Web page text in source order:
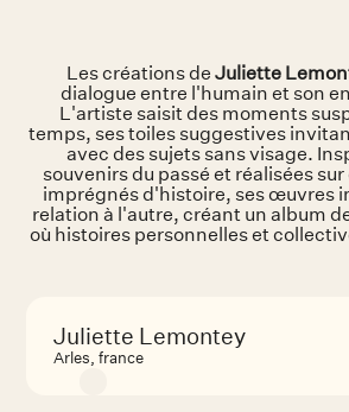
Les créations deJuliette
dialogue entre l'humain et son
L'artiste saisit des moments
temps, ses toiles suggestives
avec des sujets sans visage.
souvenirs du passé et réalisées
imprégnés d'histoire, ses œuvres
relation à l'autre, créant un album
où histoires personnelles et
Juliette Lemontey
Arles, france